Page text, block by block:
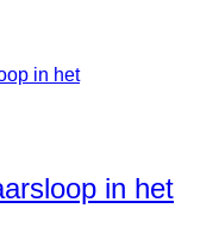
in het